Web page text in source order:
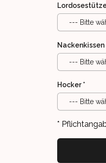
--- Bitte
Nackenkissen
--- Bitte
Hocker *
--- Bitte
*